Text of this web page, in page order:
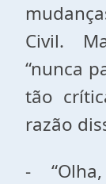
Civil.
“nunca
tão
razão
-